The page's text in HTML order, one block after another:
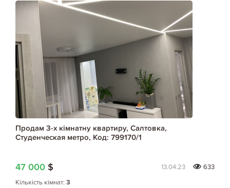
Продам 3-х кімнатну квартиру, Салтовка,
Студенческая метро, Код: 799170/1
47 000 $ 13.04.23
633
Кількість кімнат: 3